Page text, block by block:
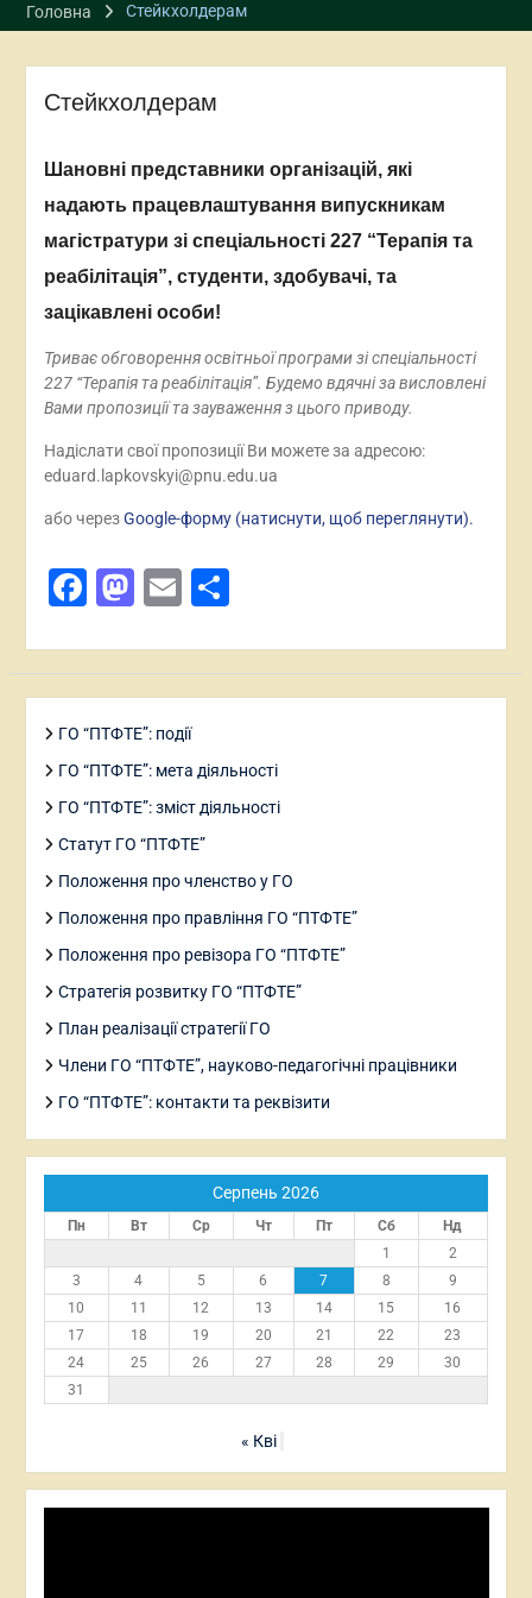
Головна Стейкхолдерам
Стейкхолдерам
Шановні представники організацій, які
надають працевлаштування випускникам
магістратури зі спеціальності 227 “Терапія та
реабілітація”, студенти, здобувачі, та
зацікавлені особи!
Триває обговорення освітньої програми зі спеціальності
227 “Терапія та реабілітація”. Будемо вдячні за висловлені
Вами пропозиції та зауваження з цього приводу.
Надіслати свої пропозиції Ви можете за адресою:
eduard.lapkovskyi@pnu.edu.ua
або черезGoogle-форму (натиснути, щоб переглянути).
Facebook
Mastodon
EmailПоділитися
ГО “ПТФТЕ”: події
ГО “ПТФТЕ”: мета діяльності
ГО “ПТФТЕ”: зміст діяльності
Статут ГО “ПТФТЕ”
Положення про членство у ГО
Положення про правління ГО “ПТФТЕ”
Положення про ревізора ГО “ПТФТЕ”
Стратегія розвитку ГО “ПТФТЕ”
План реалізації стратегії ГО
Члени ГО “ПТФТЕ”, науково-педагогічні працівники
ГО “ПТФТЕ”: контакти та реквізити
Серпень 2026
Пн Вт Ср Чт Пт Сб
Нд
1
2
3
4 5 6 7 8
9
10
11 12 13 14 15
16
17
18 19 20 21 22
23
24
25 26 27 28 29
30
31
« Кві